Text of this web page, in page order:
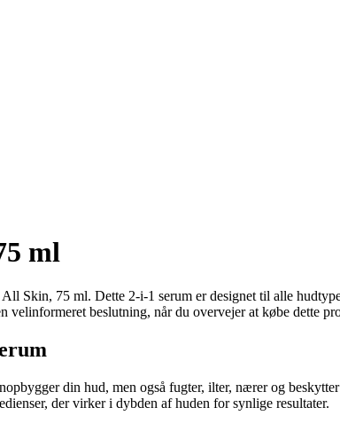
ml
Skin, 75 ml. Dette 2-i-1 serum er designet til alle
velinformeret beslutning, når du overvejer at købe dette
din hud, men også fugter, ilter, nærer og
der virker i dybden af ​​huden for synlige resultater.